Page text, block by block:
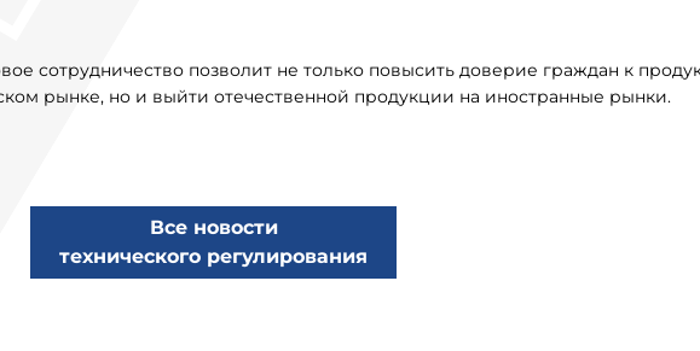
сотрудничество позволит не только повысить доверие граждан к
рынке, но и выйти отечественной продукции на иностранные рынки.
Все новости
технического регулирования